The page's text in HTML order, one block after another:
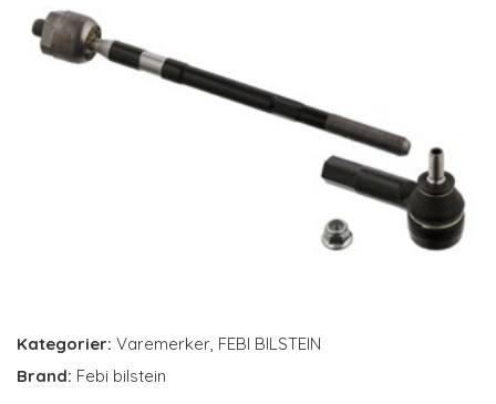
Kategorier: Varemerker, FEBI BILSTEIN
Brand: Febi bilstein